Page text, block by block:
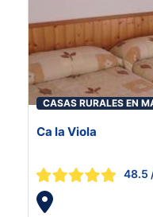
CASAS RURALES EN
Ca la Viola
48.5